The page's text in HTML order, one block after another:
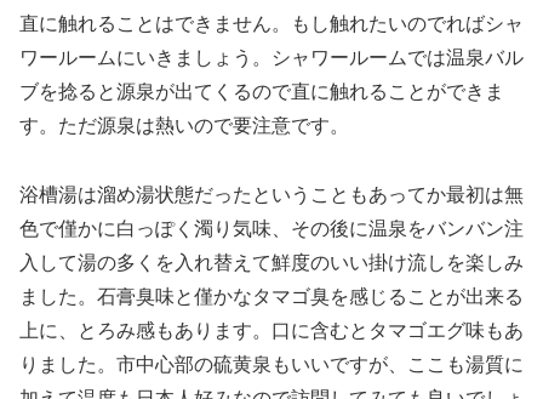
直に触れることはできません。もし触れたいのでればシャ
ワールームにいきましょう。シャワールームでは温泉バル
ブを捻ると源泉が出てくるので直に触れることができま
す。ただ源泉は熱いので要注意です。
浴槽湯は溜め湯状態だったということもあってか最初は無
色で僅かに白っぽく濁り気味、その後に温泉をバンバン注
入して湯の多くを入れ替えて鮮度のいい掛け流しを楽しみ
ました。石膏臭味と僅かなタマゴ臭を感じることが出来る
上に、とろみ感もあります。口に含むとタマゴエグ味もあ
りました。市中心部の硫黄泉もいいですが、ここも湯質に